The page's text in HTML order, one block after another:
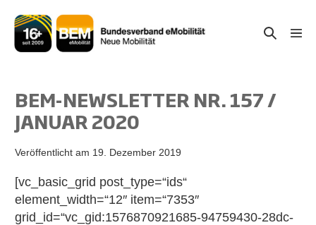
Inhalt
springen
Suche-
BEM-NEWSLETTER NR. 157 /
JANUAR 2020
Veröffentlicht am 19. Dezember 2019
[vc_basic_grid post_type=“ids“
element_width=“12″ item=“7353″
grid_id=“vc_gid:1576870921685-94759430-28dc-